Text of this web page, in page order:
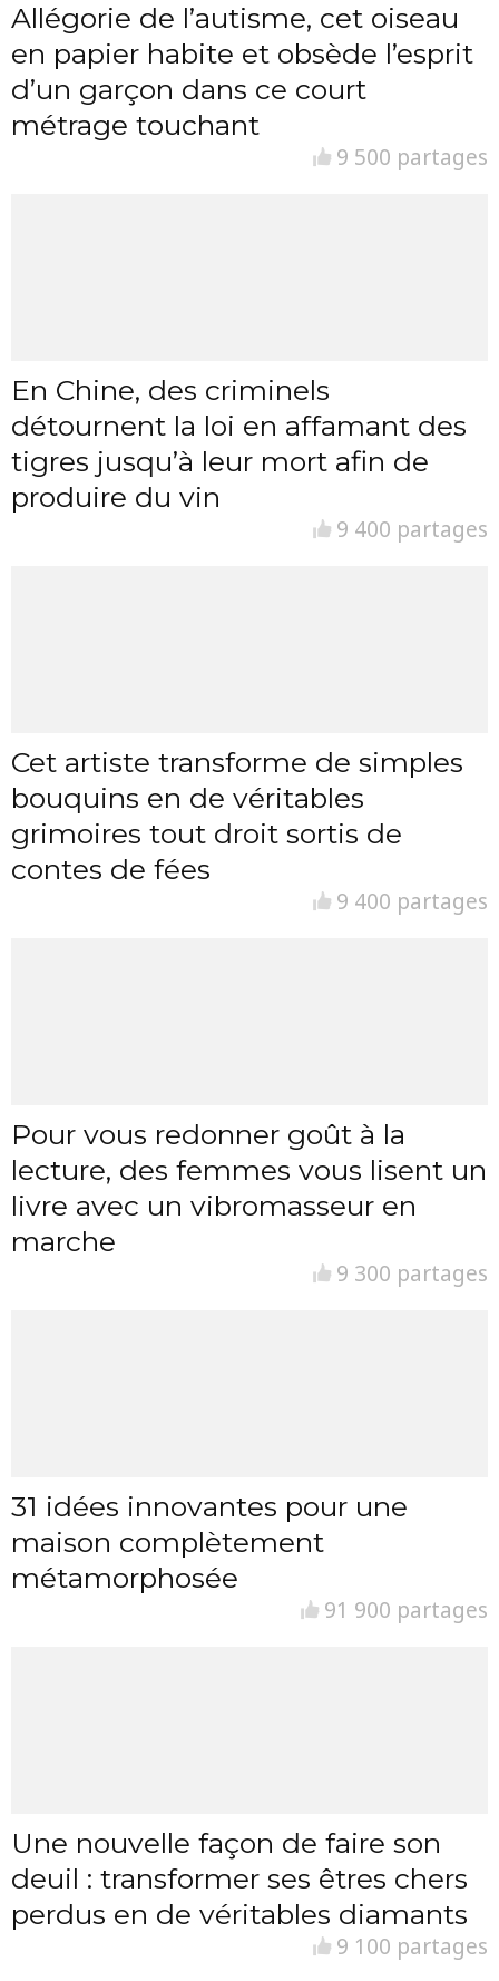
Allégorie de l’autisme, cet oiseau
en papier habite et obsède l’esprit
d’un garçon dans ce court
métrage touchant
9 500 partages
En Chine, des criminels
détournent la loi en affamant des
tigres jusqu’à leur mort afin de
produire du vin
9 400 partages
Cet artiste transforme de simples
bouquins en de véritables
grimoires tout droit sortis de
contes de fées
9 400 partages
Pour vous redonner goût à la
lecture, des femmes vous lisent un
livre avec un vibromasseur en
marche
9 300 partages
31 idées innovantes pour une
maison complètement
métamorphosée
91 900 partages
Une nouvelle façon de faire son
deuil : transformer ses êtres chers
perdus en de véritables diamants
9 100 partages